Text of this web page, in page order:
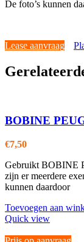
De foto’s kunnen
Lease aanvraag
BOBINE
€7,50
Gebruikt BOBINE
zijn er meerdere
kunnen daardoor
Toevoegen aan
Quick view